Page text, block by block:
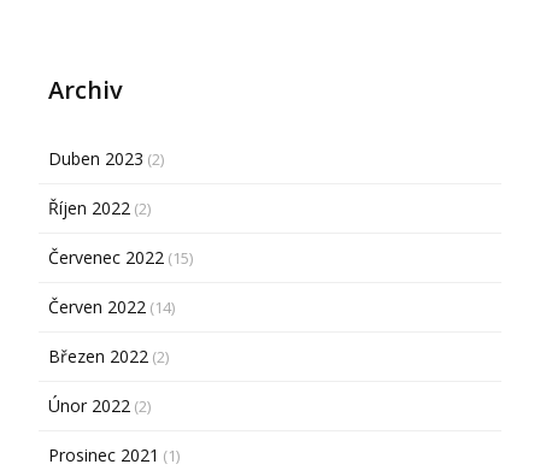
Archiv
Duben 2023 (2)
Říjen 2022 (2)
Červenec 2022 (15)
Červen 2022 (14)
Březen 2022 (2)
Únor 2022 (2)
Prosinec 2021 (1)